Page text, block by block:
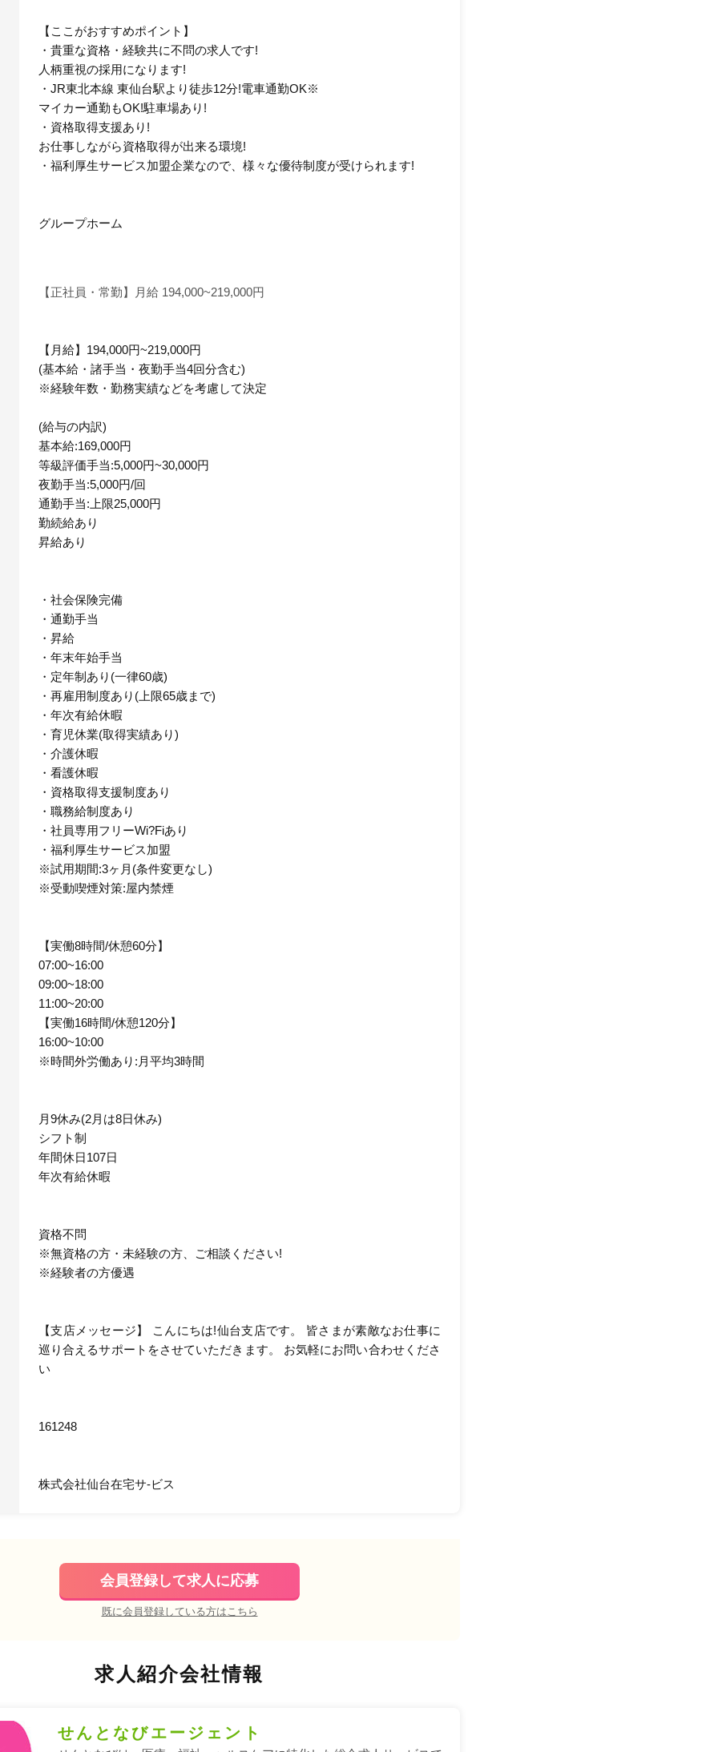
【ここがおすすめポイント】
・貴重な資格・経験共に不問の求人です!
人柄重視の採用になります!
・JR東北本線 東仙台駅より徒歩12分!電車通勤OK※
マイカー通勤もOK!駐車場あり!
・資格取得支援あり!
お仕事しながら資格取得が出来る環境!
・福利厚生サービス加盟企業なので、様々な優待制度が受けられます!
グループホーム
【正社員・常勤】月給 194,000~219,000円
【月給】194,000円~219,000円
(基本給・諸手当・夜勤手当4回分含む)
※経験年数・勤務実績などを考慮して決定
(給与の内訳)
基本給:169,000円
等級評価手当:5,000円~30,000円
夜勤手当:5,000円/回
通勤手当:上限25,000円
勤続給あり
昇給あり
・社会保険完備
・通勤手当
・昇給
・年末年始手当
・定年制あり(一律60歳)
・再雇用制度あり(上限65歳まで)
・年次有給休暇
・育児休業(取得実績あり)
・介護休暇
・看護休暇
・資格取得支援制度あり
・職務給制度あり
・社員専用フリーWi?Fiあり
・福利厚生サービス加盟
※試用期間:3ヶ月(条件変更なし)
※受動喫煙対策:屋内禁煙
【実働8時間/休憩60分】
07:00~16:00
09:00~18:00
11:00~20:00
【実働16時間/休憩120分】
16:00~10:00
※時間外労働あり:月平均3時間
月9休み(2月は8日休み)
シフト制
年間休日107日
年次有給休暇
資格不問
※無資格の方・未経験の方、ご相談ください!
※経験者の方優遇
【支店メッセージ】 こんにちは!仙台支店です。 皆さまが素敵なお仕事に
巡り合えるサポートをさせていただきます。 お気軽にお問い合わせくださ
い
161248
株式会社仙台在宅サ-ビス
会員登録して求人に応募
既に会員登録している方はこちら
求人紹介会社情報
せんとなびエージェント